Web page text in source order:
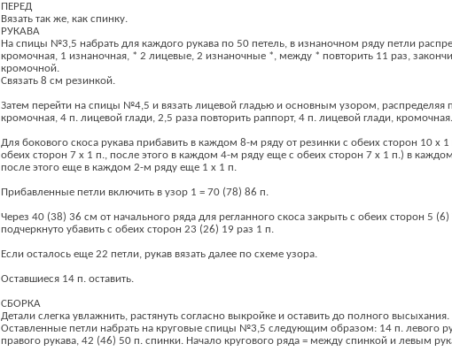
ПЕРЕД
Вязать так же, как спинку.
РУКАВА
На спицы №3,5 набрать для каждого рукава по 50 петель, в изнаночном ряду петли
кромочная, 1 изнаночная, * 2 лицевые, 2 изнаночные *, между * повторить 11 раз,
кромочной.
Связать 8 см резинкой.
Затем перейти на спицы №4,5 и вязать лицевой гладью и основным узором,
кромочная, 4 п. лицевой глади, 2,5 раза повторить раппорт, 4 п. лицевой глади, кромочная.
Для бокового скоса рукава прибавить в каждом 8-м ряду от резинки с обеих сторон 10 х
обеих сторон 7 х 1 п., после этого в каждом 4-м ряду еще с обеих сторон 7 х 1 п.) в
после этого еще в каждом 2-м ряду еще 1 х 1 п.
Прибавленные петли включить в узор 1 = 70 (78) 86 п.
Через 40 (38) 36 см от начального ряда для регланного скоса закрыть с обеих сторон 5
подчеркнуто убавить с обеих сторон 23 (26) 19 раз 1 п.
Если осталось еще 22 петли, рукав вязать далее по схеме узора.
Оставшиеся 14 п. оставить.
СБОРКА
Детали слегка увлажнить, растянуть согласно выкройке и оставить до полного высыхания.
Оставленные петли набрать на круговые спицы №3,5 следующим образом: 14 п. левого
правого рукава, 42 (46) 50 п. спинки. Начало кругового ряда = между спинкой и левым